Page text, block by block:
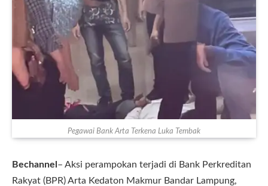
Pegawai Bank Arta Terkena Luka Tembak
Bechannel – Aksi perampokan terjadi di Bank Perkreditan
Rakyat (BPR) Arta Kedaton Makmur Bandar Lampung,